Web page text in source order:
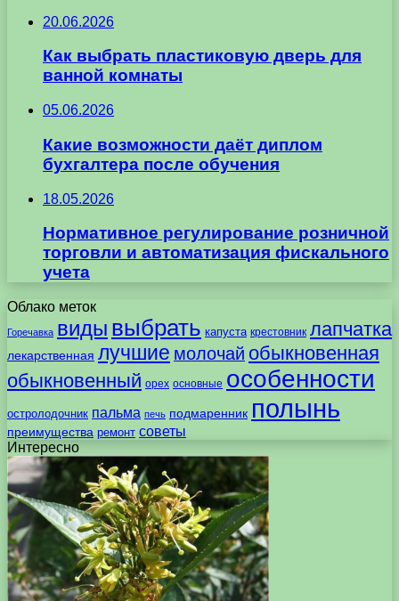
20.06.2026
Как выбрать пластиковую дверь для
ванной комнаты
05.06.2026
Какие возможности даёт диплом
бухгалтера после обучения
18.05.2026
Нормативное регулирование розничной
торговли и автоматизация фискального
учета
Облако меток
Горечавка виды выбрать капуста крестовник лапчатка
лекарственная лучшие молочай обыкновенная
обыкновенный орех основные особенности
остролодочник пальма печь подмаренник полынь
преимущества ремонт советы
Интересно